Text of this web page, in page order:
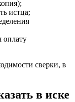
истца;
оплату
сверки, в
в иске